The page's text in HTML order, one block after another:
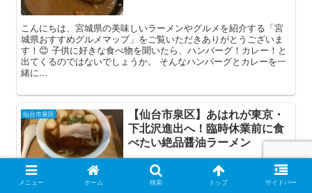
こんにちは、宮城県の美味しいラーメンやグルメを紹介する「宮
城県おすすめグルメマップ」をご覧いただきありがとうございま
す！😊 子供に好きな食べ物を聞いたら、ハンバーグ！カレー！と
出てくるのではないでしょうか。 そんなハンバーグとカレーを一
緒に...
仙台市泉区
【仙台市泉区】あはれが東京・
下北沢進出へ！臨時休業前に食
べたい絶品醤油ラーメン
宮城で食べられるのもあと僅かになった、人気店あはれ
メニュー ホーム 検索 トップ サイドバー